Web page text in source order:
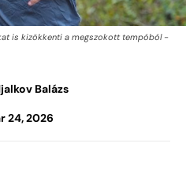
is kizökkenti a megszokott tempóból -
Balázs
24, 2026